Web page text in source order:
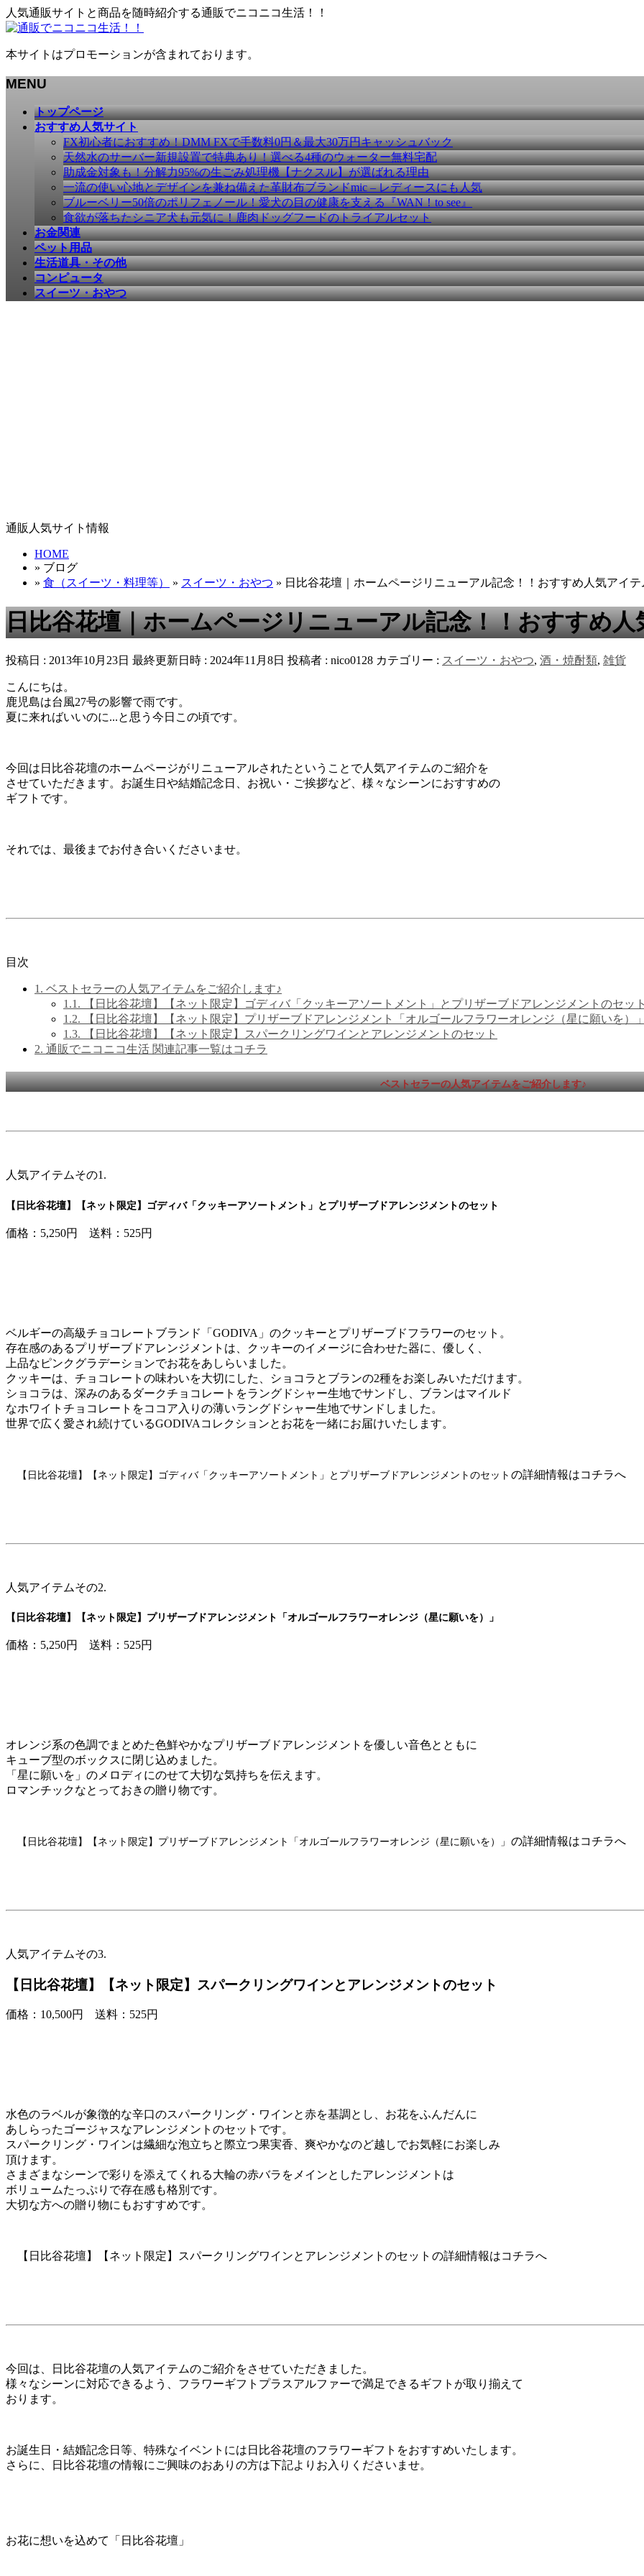
人気通販サイトと商品を随時紹介する通販でニコニコ生活！！
本サイトはプロモーションが含まれております。
MENU
トップページ
おすすめ人気サイト
FX初心者におすすめ！DMM FXで手数料0円＆最大30万円キャッシュバック
天然水のサーバー新規設置で特典あり！選べる4種のウォーター無料宅配
助成金対象も！分解力95%の生ごみ処理機【ナクスル】が選ばれる理由
一流の使い心地とデザインを兼ね備えた革財布ブランドmic – レディースにも人気
ブルーベリー50倍のポリフェノール！愛犬の目の健康を支える『WAN！to see』
食欲が落ちたシニア犬も元気に！鹿肉ドッグフードのトライアルセット
お金関連
ペット用品
生活道具・その他
コンピュータ
スイーツ・おやつ
通販人気サイト情報
HOME
» ブログ
» 食（スイーツ・料理等） » スイーツ・おやつ » 日比谷花壇｜ホームページリニューアル記念！！おすすめ人気アイ
日比谷花壇｜ホームページリニューアル記念！！おすすめ
投稿日 : 2013年10月23日 最終更新日時 : 2024年11月8日 投稿者 : nico0128 カテゴリー : スイーツ・おやつ, 酒・焼酎類, 雑貨
こんにちは。
鹿児島は台風27号の影響で雨です。
夏に来ればいいのに...と思う今日この頃です。
今回は日比谷花壇のホームページがリニューアルされたということで人気アイテムのご紹介を
させていただきます。お誕生日や結婚記念日、お祝い・ご挨拶など、様々なシーンにおすすめの
ギフトです。
それでは、最後までお付き合いくださいませ。
目次
1. ベストセラーの人気アイテムをご紹介します♪
1.1. 【日比谷花壇】【ネット限定】ゴディバ「クッキーアソートメント」とプリザーブドアレンジメントのセッ
1.2. 【日比谷花壇】【ネット限定】プリザーブドアレンジメント「オルゴールフラワーオレンジ（星に願いを）
1.3. 【日比谷花壇】【ネット限定】スパークリングワインとアレンジメントのセット
2. 通販でニコニコ生活 関連記事一覧はコチラ
ベストセラーの人気アイテムをご紹介します♪
人気アイテムその1.
【日比谷花壇】【ネット限定】ゴディバ「クッキーアソートメント」とプリザーブドアレンジメントのセット
価格：5,250円 送料：525円
ベルギーの高級チョコレートブランド「GODIVA」のクッキーとプリザーブドフラワーのセット。
存在感のあるプリザーブドアレンジメントは、クッキーのイメージに合わせた器に、優しく、
上品なピンクグラデーションでお花をあしらいました。
クッキーは、チョコレートの味わいを大切にした、ショコラとブランの2種をお楽しみいただけます。
ショコラは、深みのあるダークチョコレートをラングドシャー生地でサンドし、ブランはマイルド
なホワイトチョコレートをココア入りの薄いラングドシャー生地でサンドしました。
世界で広く愛され続けているGODIVAコレクションとお花を一緒にお届けいたします。
【日比谷花壇】【ネット限定】ゴディバ「クッキーアソートメント」とプリザーブドアレンジメントのセット の詳細情報はコチラへ
人気アイテムその2.
【日比谷花壇】【ネット限定】プリザーブドアレンジメント「オルゴールフラワーオレンジ（星に願いを）」
価格：5,250円 送料：525円
オレンジ系の色調でまとめた色鮮やかなプリザーブドアレンジメントを優しい音色とともに
キューブ型のボックスに閉じ込めました。
「星に願いを」のメロディにのせて大切な気持ちを伝えます。
ロマンチックなとっておきの贈り物です。
【日比谷花壇】【ネット限定】プリザーブドアレンジメント「オルゴールフラワーオレンジ（星に願いを）」 の詳細情報はコチラへ
人気アイテムその3.
【日比谷花壇】【ネット限定】スパークリングワインとアレンジメントのセット
価格：10,500円 送料：525円
水色のラベルが象徴的な辛口のスパークリング・ワインと赤を基調とし、お花をふんだんに
あしらったゴージャスなアレンジメントのセットです。
スパークリング・ワインは繊細な泡立ちと際立つ果実香、爽やかなのど越しでお気軽にお楽しみ
頂けます。
さまざまなシーンで彩りを添えてくれる大輪の赤バラをメインとしたアレンジメントは
ボリュームたっぷりで存在感も格別です。
大切な方への贈り物にもおすすめです。
【日比谷花壇】【ネット限定】スパークリングワインとアレンジメントのセット の詳細情報はコチラへ
今回は、日比谷花壇の人気アイテムのご紹介をさせていただきました。
様々なシーンに対応できるよう、フラワーギフトプラスアルファーで満足できるギフトが取り揃えて
おります。
お誕生日・結婚記念日等、特殊なイベントには日比谷花壇のフラワーギフトをおすすめいたします。
さらに、日比谷花壇の情報にご興味のおありの方は下記よりお入りくださいませ。
お花に想いを込めて「日比谷花壇」